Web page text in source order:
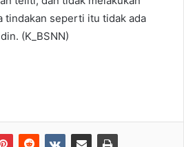
tindakan seperti itu tidak ada
(K_BSNN)